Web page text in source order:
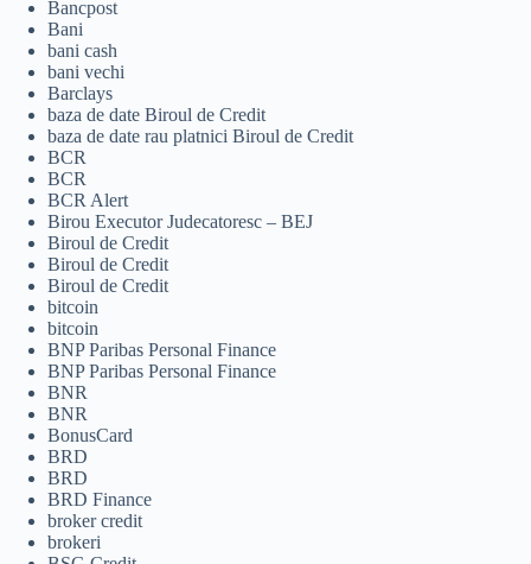
Bancpost
Bani
bani cash
bani vechi
Barclays
baza de date Biroul de Credit
baza de date rau platnici Biroul de Credit
BCR
BCR
BCR Alert
Birou Executor Judecatoresc – BEJ
Biroul de Credit
Biroul de Credit
Biroul de Credit
bitcoin
bitcoin
BNP Paribas Personal Finance
BNP Paribas Personal Finance
BNR
BNR
BonusCard
BRD
BRD
BRD Finance
broker credit
brokeri